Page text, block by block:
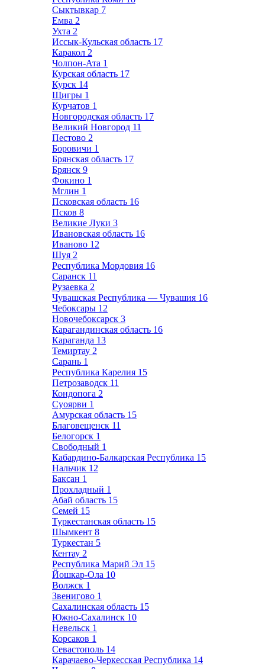
Сыктывкар 7
Емва 2
Ухта 2
Иссык-Кульская область 17
Каракол 2
Чолпон-Ата 1
Курская область 17
Курск 14
Щигры 1
Курчатов 1
Новгородская область 17
Великий Новгород 11
Пестово 2
Боровичи 1
Брянская область 17
Брянск 9
Фокино 1
Мглин 1
Псковская область 16
Псков 8
Великие Луки 3
Ивановская область 16
Иваново 12
Шуя 2
Республика Мордовия 16
Саранск 11
Рузаевка 2
Чувашская Республика — Чувашия 16
Чебоксары 12
Новочебоксарск 3
Карагандинская область 16
Караганда 13
Темиртау 2
Сарань 1
Республика Карелия 15
Петрозаводск 11
Кондопога 2
Суоярви 1
Амурская область 15
Благовещенск 11
Белогорск 1
Свободный 1
Кабардино-Балкарская Республика 15
Нальчик 12
Баксан 1
Прохладный 1
Абай область 15
Семей 15
Туркестанская область 15
Шымкент 8
Туркестан 5
Кентау 2
Республика Марий Эл 15
Йошкар-Ола 10
Волжск 1
Звенигово 1
Сахалинская область 15
Южно-Сахалинск 10
Невельск 1
Корсаков 1
Севастополь 14
Карачаево-Черкесская Республика 14